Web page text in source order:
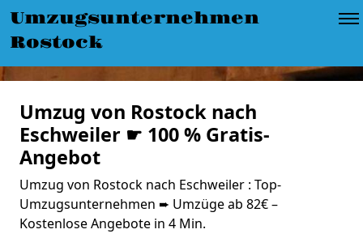
Umzugsunternehmen
Rostock
Umzug von Rostock nach
Eschweiler ☛ 100 % Gratis-
Angebot
Umzug von Rostock nach Eschweiler : Top-
Umzugsunternehmen ➨ Umzüge ab 82€ –
Kostenlose Angebote in 4 Min.